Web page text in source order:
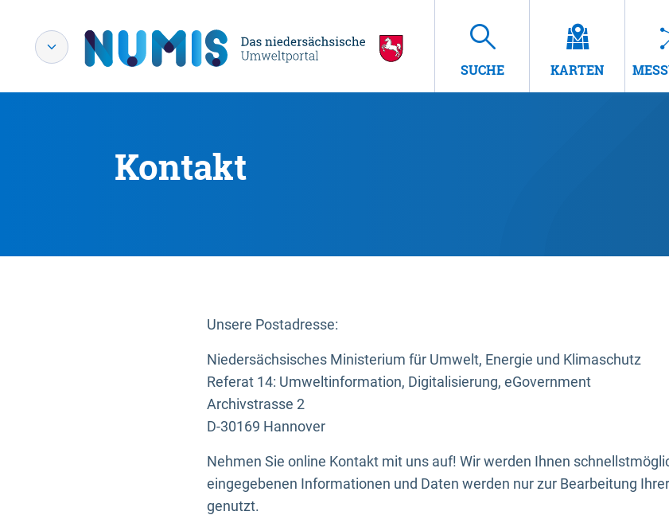
SUCHE KARTEN
Kontakt
Unsere Postadresse:
Niedersächsisches Ministerium für Umwelt, Energie und Klimaschutz
Referat 14: Umweltinformation, Digitalisierung, eGovernment
Archivstrasse 2
D-30169 Hannover
Nehmen Sie online Kontakt mit uns auf! Wir werden Ihnen
eingegebenen Informationen und Daten werden nur zur Bearbeitung
genutzt.